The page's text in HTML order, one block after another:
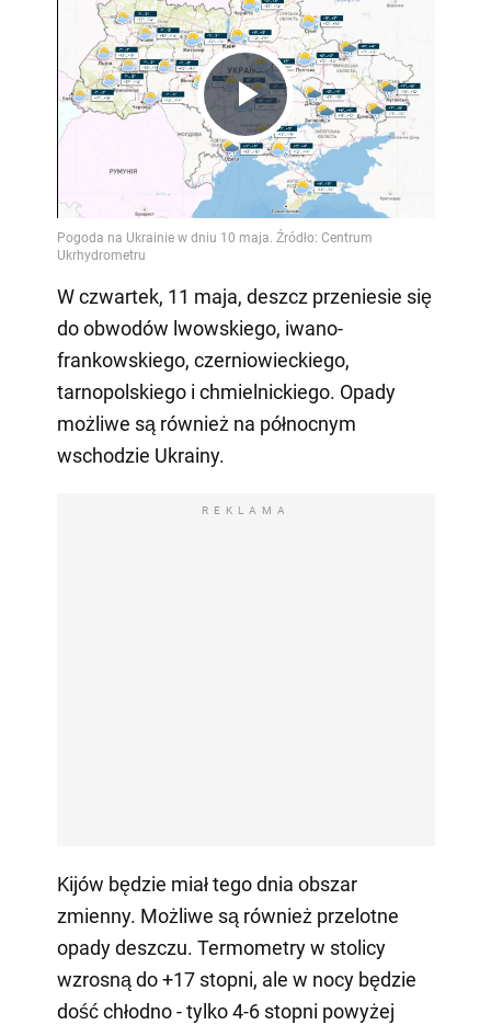
Play
Video
W czwartek, 11 maja, deszcz przeniesie się
do obwodów lwowskiego, iwano-
frankowskiego, czerniowieckiego,
tarnopolskiego i chmielnickiego. Opady
możliwe są również na północnym
wschodzie Ukrainy.
REKLAMA
Kijów będzie miał tego dnia obszar
zmienny. Możliwe są również przelotne
opady deszczu. Termometry w stolicy
wzrosną do +17 stopni, ale w nocy będzie
dość chłodno - tylko 4-6 stopni powyżej